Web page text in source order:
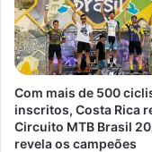
Com mais de 500
inscritos, Costa Rica
Circuito MTB Brasil
revela os campeões